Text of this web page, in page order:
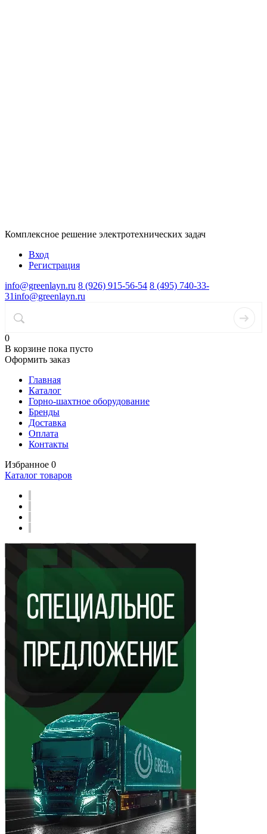
Комплексное решение электротехнических задач
Вход
Регистрация
info@greenlayn.ru 8 (926) 915-56-54 8 (495) 740-33-
31info@greenlayn.ru
0
В корзине пока пусто
Оформить заказ
Главная
Каталог
Горно-шахтное оборудование
Бренды
Доставка
Оплата
Контакты
Избранное 0
Каталог товаров